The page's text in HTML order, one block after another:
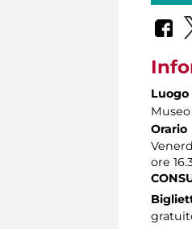
Luogo
Orario
ore